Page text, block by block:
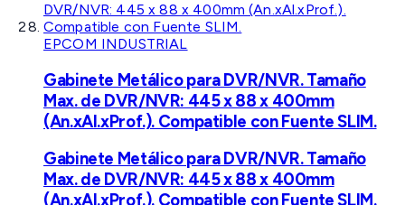
EPCOM INDUSTRIAL
Gabinete Metálico para DVR/NVR. Tamaño
Max. de DVR/NVR: 445 x 88 x 400mm
(An.xAl.xProf.). Compatible con Fuente SLIM.
Gabinete Metálico para DVR/NVR. Tamaño
Max. de DVR/NVR: 445 x 88 x 400mm
(An.xAl.xProf.). Compatible con Fuente SLIM.